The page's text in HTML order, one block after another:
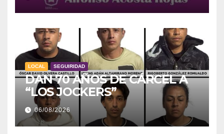
LOCAL SEGUIRIDAD
DAN 70 AÑOS DE CÁRCEL A
“LOS JOCKERS”
06/08/2026